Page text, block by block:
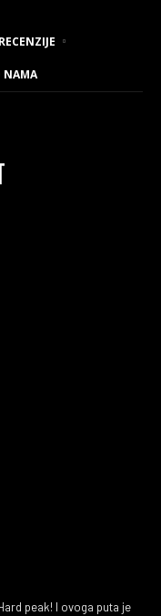
RECENZIJE
NAMA
peak! I ovoga puta je